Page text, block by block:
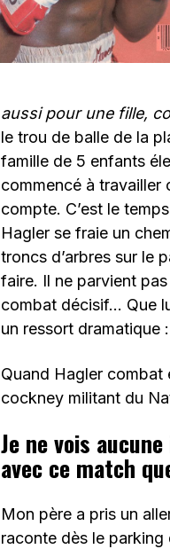
aussi pour une fille,
le trou de balle de la
famille de 5 enfants
commencé à travailler
compte. C’est le
Hagler se fraie un
troncs d’arbres sur le
faire. Il ne parvient
combat décisif… Que
un ressort dramatique
Quand Hagler combat
cockney militant du
Je ne vois
avec ce match
Mon père a pris un
raconte dès le parking